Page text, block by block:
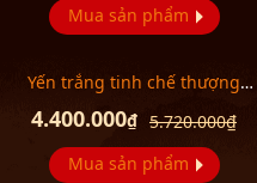
Mua sản phẩm
Yến trắng tinh chế thượng
5.720.000₫
4.400.000₫
Mua sản phẩm